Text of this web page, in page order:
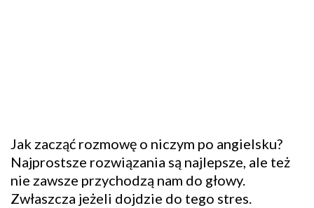
Jak zacząć rozmowę o niczym po angielsku?
Najprostsze rozwiązania są najlepsze, ale też
nie zawsze przychodzą nam do głowy.
Zwłaszcza jeżeli dojdzie do tego stres.